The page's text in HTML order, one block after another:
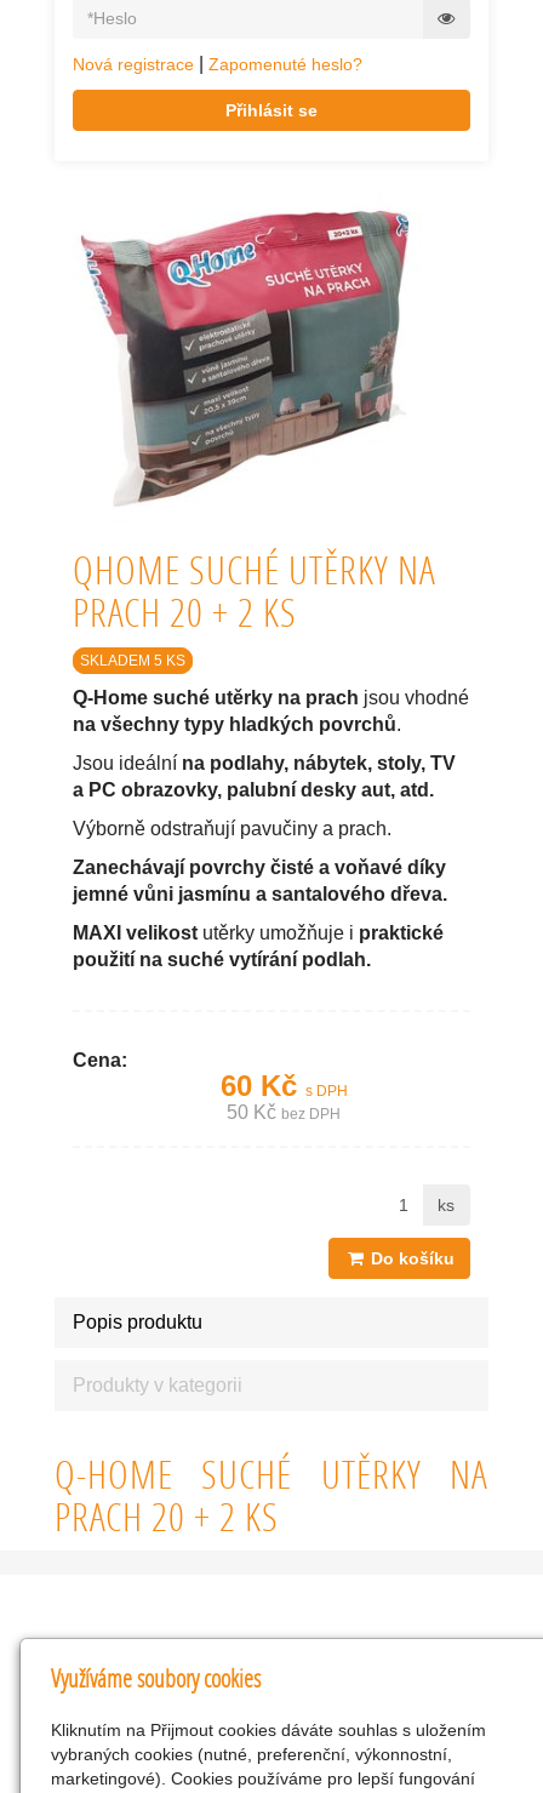
Nová registrace Zapomenuté heslo?
Přihlásit se
QHOME SUCHÉ UTĚRKY NA
PRACH 20 + 2 KS
SKLADEM 5 KS
Q-Home suché utěrky na prach jsou vhodné
na všechny typy hladkých povrchů.
Jsou ideální na podlahy, nábytek, stoly, TV
a PC obrazovky, palubní desky aut, atd.
Výborně odstraňují pavučiny a prach.
Zanechávají povrchy čisté a voňavé díky
jemné vůni jasmínu a santalového dřeva.
MAXI velikost utěrky umožňuje i praktické
použití na suché vytírání podlah.
Cena:
60 Kč s DPH
50 Kč bez DPH
ks
Do košíku
Popis produktu
Produkty v kategorii
Q-HOME SUCHÉ UTĚRKY NA
PRACH 20 + 2 KS
Kontakty
KNK obchodní společnost s r.o.
Komenského 127, Žacléř, 542 01 Číslo účtu:
286293602/0300
Využíváme soubory cookies
Kliknutím na Přijmout cookies dáváte souhlas s uložením
vybraných cookies (nutné, preferenční, výkonnostní,
marketingové). Cookies používáme pro lepší fungování